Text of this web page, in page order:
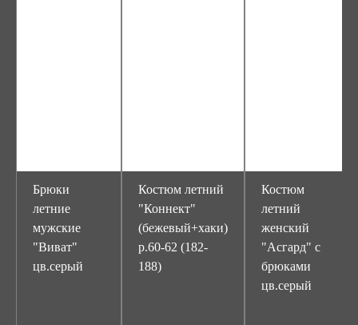
Брюки
летние
мужские
"Виват"
цв.серый
Костюм летний
"Коннект"
(бежевый+хаки)
р.60-62 (182-
188)
Костюм
летний
женский
"Асгард" с
брюками
цв.серый